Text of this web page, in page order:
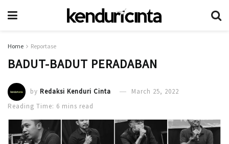
Home Reportase
BADUT-BADUT PERADABAN
by Redaksi Kenduri Cinta
March 25, 2022
Reading Time: 6 mins read